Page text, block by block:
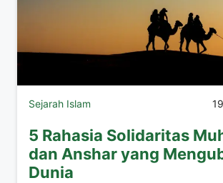
Sejarah Islam
5 Rahasia Solidaritas
dan Anshar yang
Dunia